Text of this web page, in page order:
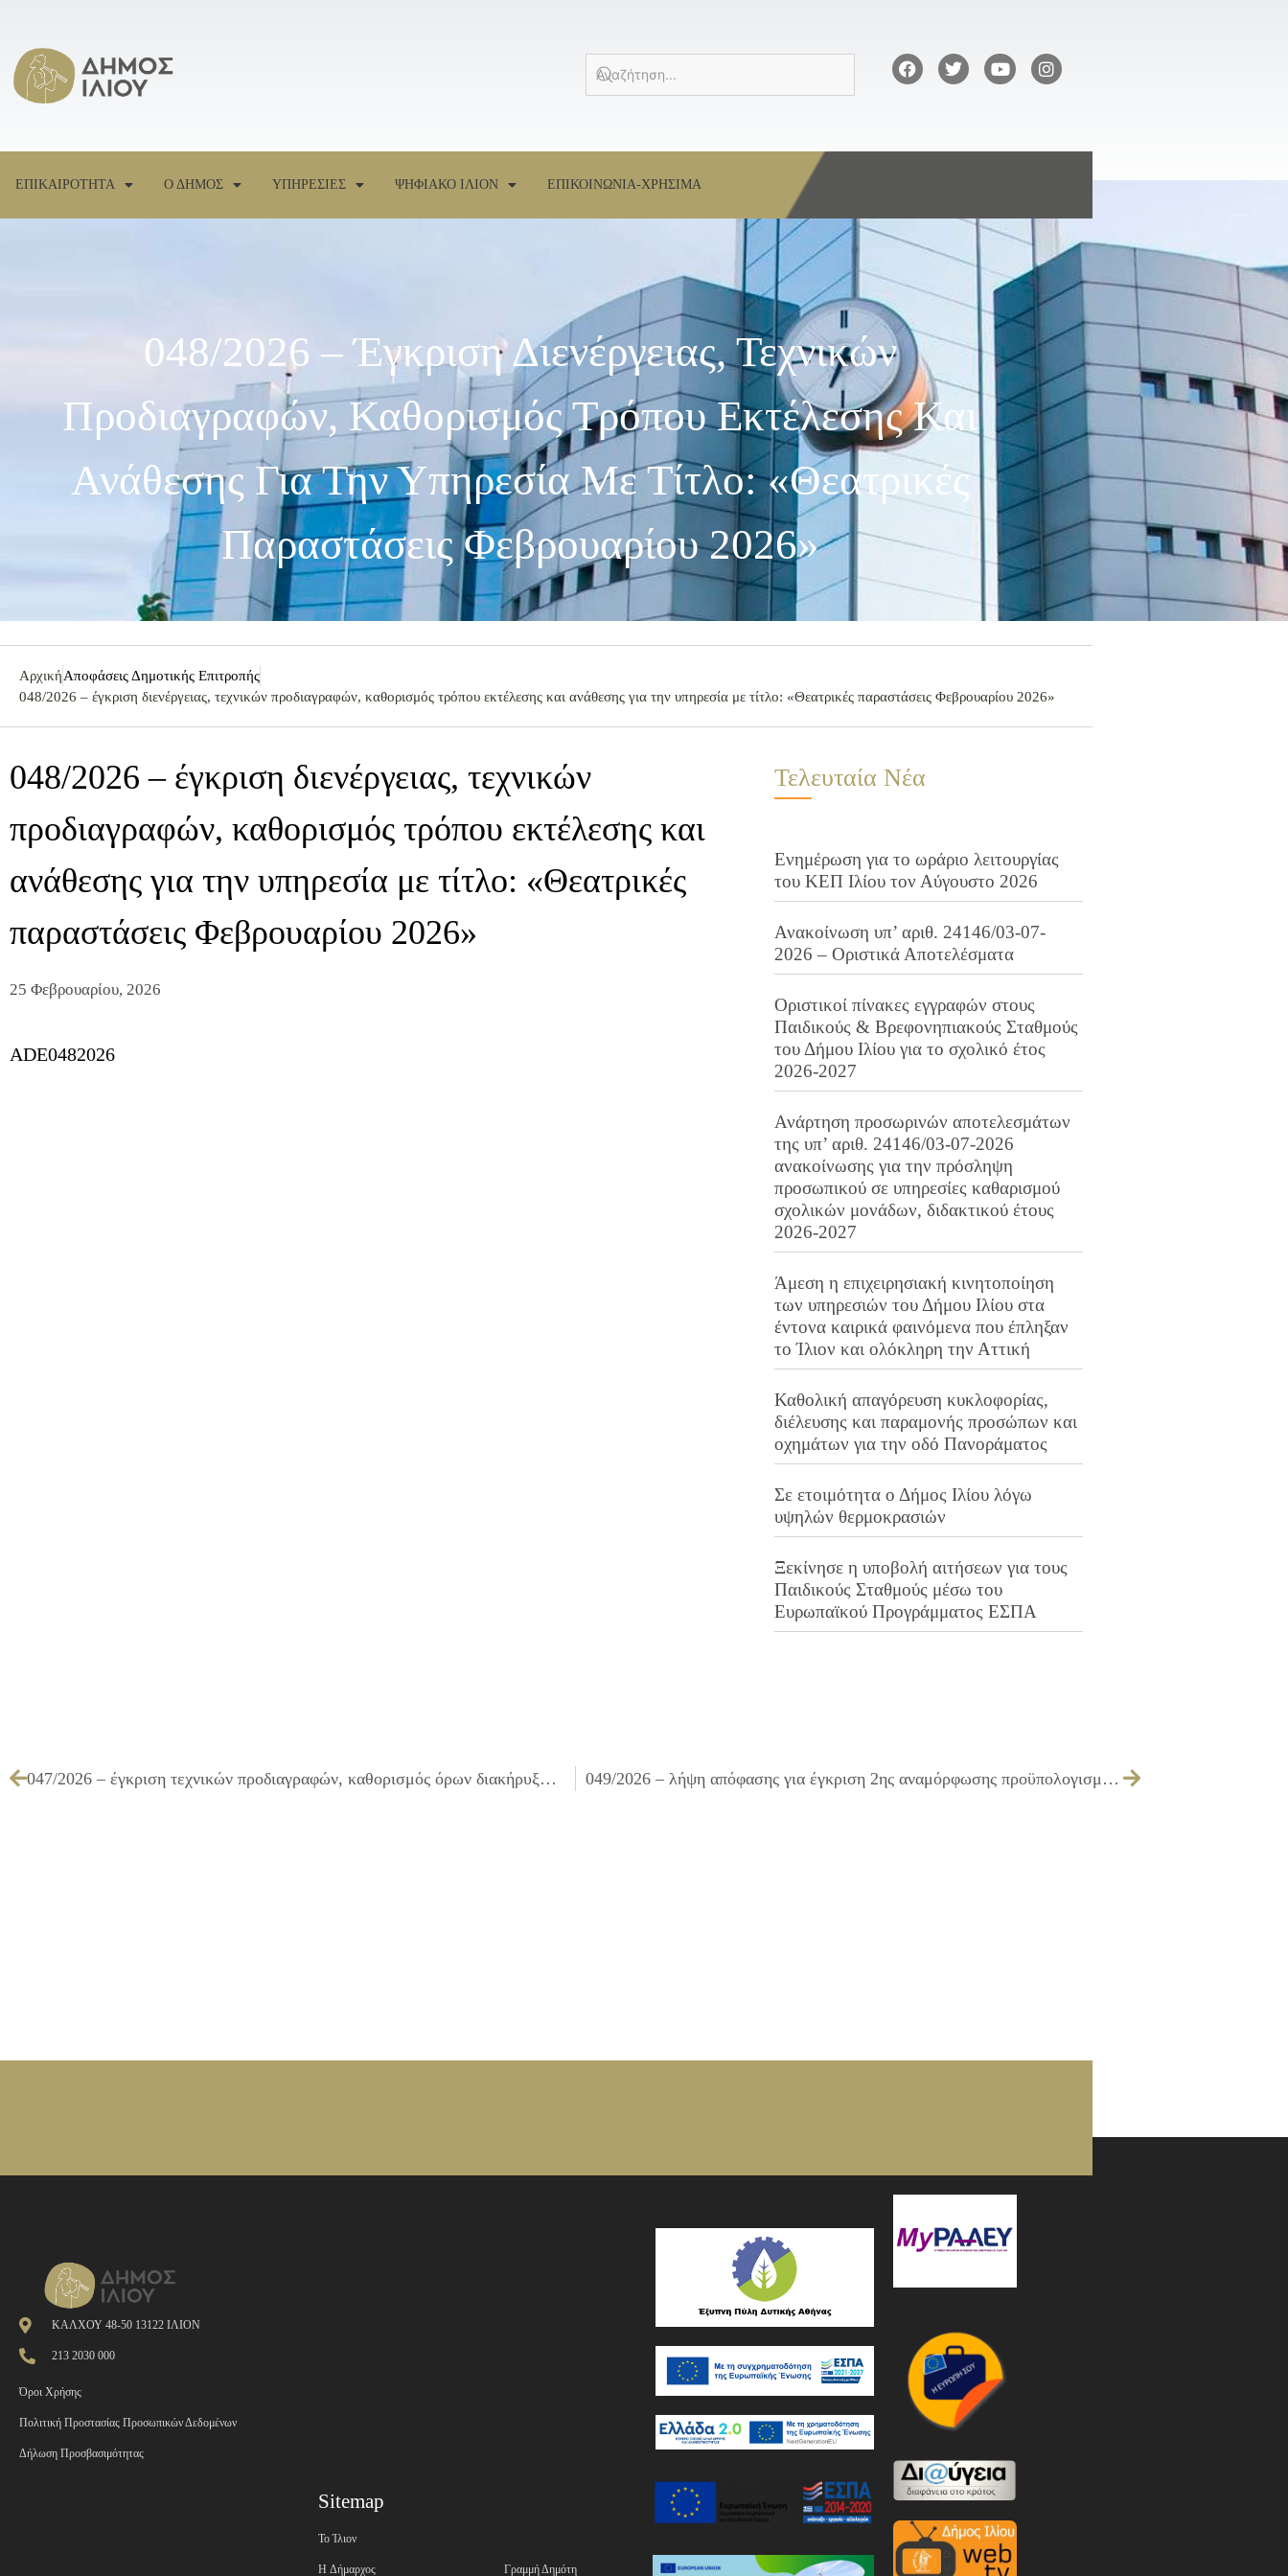
ΕΠΙΚΑΙΡΟΤΗΤΑ Ο ΔΗΜΟΣ ΥΠΗΡΕΣΙΕΣ ΨΗΦΙΑΚΟ ΙΛΙΟΝ ΕΠΙΚΟΙΝΩΝΙΑ-ΧΡΗΣΙΜΑ
048/2026 – Έγκριση Διενέργειας, Τεχνικών
Προδιαγραφών, Καθορισμός Τρόπου Εκτέλεσης Και
Ανάθεσης Για Την Υπηρεσία Με Τίτλο: «Θεατρικές
Παραστάσεις Φεβρουαρίου 2026»
ΑρχικήΑποφάσεις Δημοτικής Επιτροπής
048/2026 – έγκριση διενέργειας, τεχνικών προδιαγραφών, καθορισμός τρόπου εκτέλεσης και ανάθεσης για την υπηρεσία με τίτλο: «Θεατρικές παραστάσεις Φεβρουαρίου 2026»
048/2026 – έγκριση διενέργειας, τεχνικών
προδιαγραφών, καθορισμός τρόπου εκτέλεσης και
ανάθεσης για την υπηρεσία με τίτλο: «Θεατρικές
παραστάσεις Φεβρουαρίου 2026»
25 Φεβρουαρίου, 2026
ADE0482026
Τελευταία Νέα
Ενημέρωση για το ωράριο λειτουργίας
του ΚΕΠ Ιλίου τον Αύγουστο 2026
Ανακοίνωση υπ’ αριθ. 24146/03-07-
2026 – Οριστικά Αποτελέσματα
Οριστικοί πίνακες εγγραφών στους
Παιδικούς & Βρεφονηπιακούς Σταθμούς
του Δήμου Ιλίου για το σχολικό έτος
2026-2027
Ανάρτηση προσωρινών αποτελεσμάτων
της υπ’ αριθ. 24146/03-07-2026
ανακοίνωσης για την πρόσληψη
προσωπικού σε υπηρεσίες καθαρισμού
σχολικών μονάδων, διδακτικού έτους
2026-2027
Άμεση η επιχειρησιακή κινητοποίηση
των υπηρεσιών του Δήμου Ιλίου στα
έντονα καιρικά φαινόμενα που έπληξαν
το Ίλιον και ολόκληρη την Αττική
Καθολική απαγόρευση κυκλοφορίας,
διέλευσης και παραμονής προσώπων και
οχημάτων για την οδό Πανοράματος
Σε ετοιμότητα ο Δήμος Ιλίου λόγω
υψηλών θερμοκρασιών
Ξεκίνησε η υποβολή αιτήσεων για τους
Παιδικούς Σταθμούς μέσω του
Ευρωπαϊκού Προγράμματος ΕΣΠΑ
047/2026 – έγκριση τεχνικών προδιαγραφών, καθορισμός όρων διακήρυξης, τρόπου εκτέλεσης για τον ανοιχτό ηλεκτρονικό διαγωνισμό κάτω των ορίων, με κριτήριο ανάθεσης την πλέον συμφέρουσα από οικονομική άποψη προσφορά αποκλειστικά βάσει τιμής, για την «Ασφάλιση κινητής και ακίνητης περιουσίας του Δήμου» 049/2026 – λήψη απόφασης για έγκριση 2ης αναμόρφωσης προϋπολογισμού του Δήμου Ιλίου, οικονομικού έτους 2026
ΚΑΛΧΟΥ 48-50 13122 ΙΛΙΟΝ
213 2030 000
Όροι Χρήσης
Πολιτική Προστασίας Προσωπικών Δεδομένων
Δήλωση Προσβασιμότητας
Sitemap
Το Ίλιον
H Δήμαρχος Γραμμή Δημότη